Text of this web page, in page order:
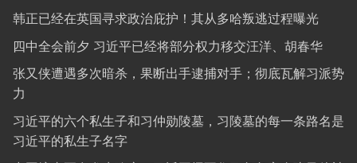
韩正已经在英国寻求政治庇护！其从多哈叛逃过程曝光
四中全会前夕 习近平已经将部分权力移交汪洋、胡春华
张又侠遭遇多次暗杀，果断出手逮捕对手；彻底瓦解习派势
力
习近平的六个私生子和习仲勋陵墓，习陵墓的每一条路名是
习近平的私生子名字